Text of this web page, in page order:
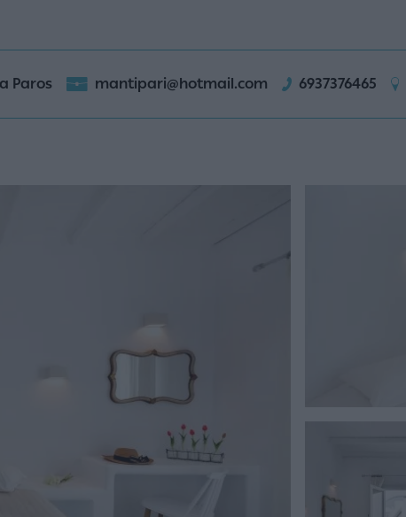
Paros mantipari@hotmail.com 6937376465